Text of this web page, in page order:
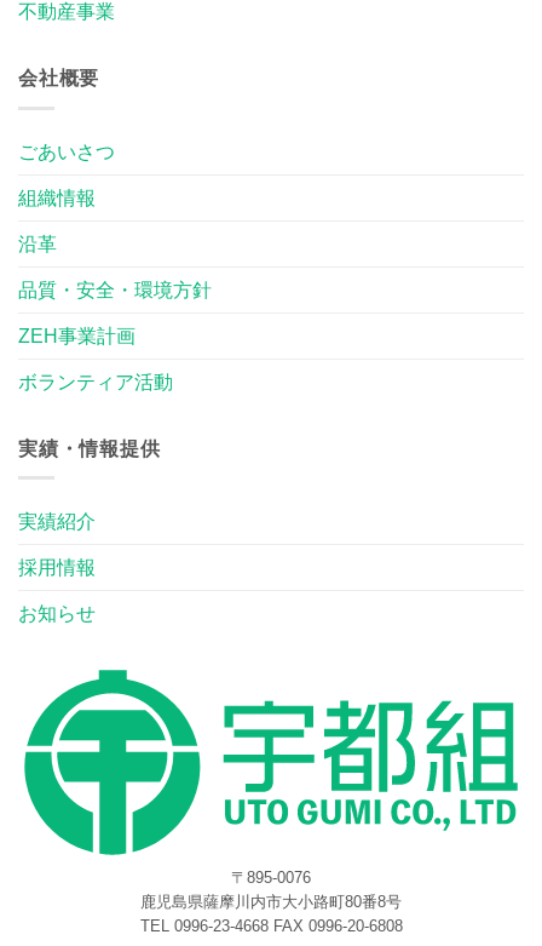
不動産事業
会社概要
ごあいさつ
組織情報
沿革
品質・安全・環境方針
ZEH事業計画
ボランティア活動
実績・情報提供
実績紹介
採用情報
お知らせ
〒895-0076
鹿児島県薩摩川内市大小路町80番8号
TEL 0996-23-4668 FAX 0996-20-6808